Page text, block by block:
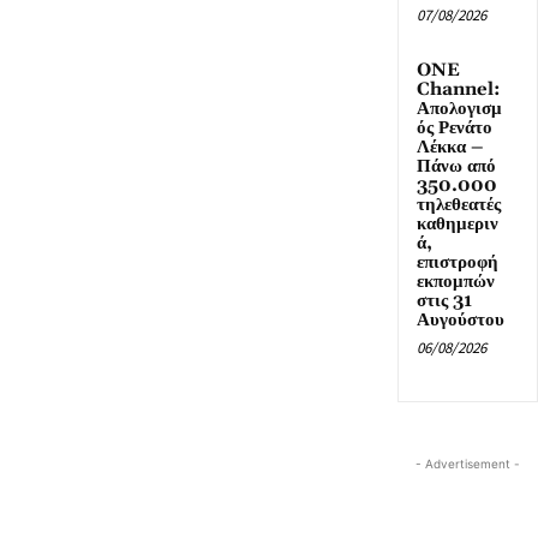
07/08/2026
ONE
Channel:
Απολογισμ
ός Ρενάτο
Λέκκα –
Πάνω από
350.000
τηλεθεατές
καθημεριν
ά,
επιστροφή
εκπομπών
στις 31
Αυγούστου
06/08/2026
- Advertisement -